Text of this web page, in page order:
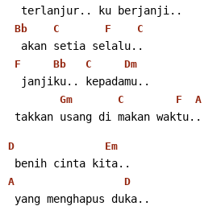
  terlanjur.. ku berjanji..
Bb C F C
  akan setia selalu..
F Bb C Dm
  janjiku.. kepadamu..
Gm C F A
takkan usang di makan waktu..
D Em
benih cinta kita..
A D
yang menghapus duka..